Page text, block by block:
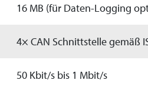
16 MB (für Daten-Logging
4× CAN Schnittstelle gemäß
50 Kbit/s bis 1 Mbit/s